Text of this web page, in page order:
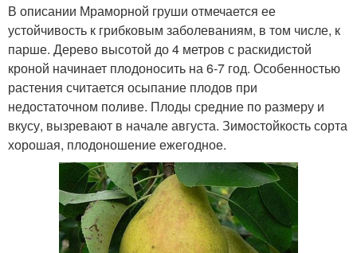
В описании Мраморной груши отмечается ее
устойчивость к грибковым заболеваниям, в том числе, к
парше. Дерево высотой до 4 метров с раскидистой
кроной начинает плодоносить на 6-7 год. Особенностью
растения считается осыпание плодов при
недостаточном поливе. Плоды средние по размеру и
вкусу, вызревают в начале августа. Зимостойкость сорта
хорошая, плодоношение ежегодное.